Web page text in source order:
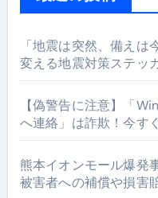
「地震は突然、備え
変える地震対策ステッ
【偽警告に注意】「
へ連絡」は詐欺！今す
熊本イオンモール爆発
被害者への補償や損害